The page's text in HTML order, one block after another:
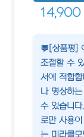
14,900
💬[상품평]
조절할 수
서에 적합
나 명상하
수 있습니
로만 사용
는 미라클